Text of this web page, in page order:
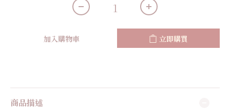
加入購物車 立即購買
商品描述